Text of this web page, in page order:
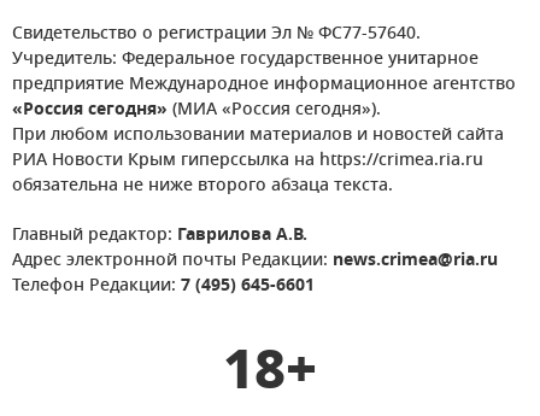
Свидетельство о регистрации Эл № ФС77-57640.
Учредитель: Федеральное государственное унитарное
предприятие Международное информационное агентство
«Россия сегодня» (МИА «Россия сегодня»).
При любом использовании материалов и новостей сайта
РИА Новости Крым гиперссылка на https://crimea.ria.ru
обязательна не ниже второго абзаца текста.
Главный редактор: Гаврилова А.В.
Адрес электронной почты Редакции: news.crimea@ria.ru
Телефон Редакции: 7 (495) 645-6601
18+